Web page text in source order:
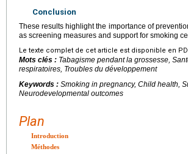
Conclusion
These results highlight the importance of
as screening measures and support for smoking
Le texte complet de cet article est disponible en
Mots clés : Tabagisme pendant la grossesse,
respiratoires, Troubles du développement
Keywords : Smoking in pregnancy, Child health,
Neurodevelopmental outcomes
Plan
Introduction
Méthodes